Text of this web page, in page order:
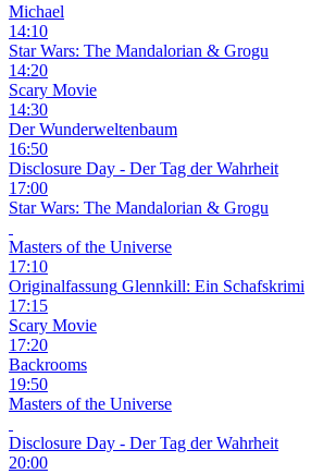
Michael
14:10
Star Wars: The Mandalorian & Grogu
14:20
Scary Movie
14:30
Der Wunderweltenbaum
16:50
Disclosure Day - Der Tag der Wahrheit
17:00
Star Wars: The Mandalorian & Grogu
Masters of the Universe
17:10
Originalfassung Glennkill: Ein Schafskrimi
17:15
Scary Movie
17:20
Backrooms
19:50
Masters of the Universe
Disclosure Day - Der Tag der Wahrheit
20:00